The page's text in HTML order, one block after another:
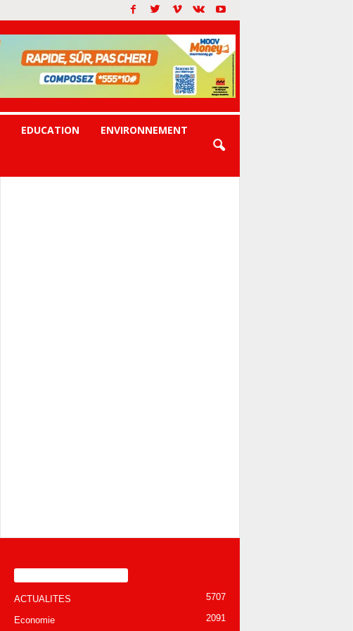
EDUCATION ENVIRONNEMENT
ACTUALITES 5707
Economie 2091